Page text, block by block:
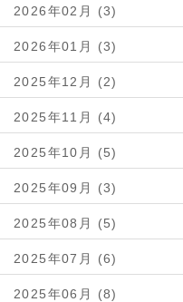
2026年02月 (3)
2026年01月 (3)
2025年12月 (2)
2025年11月 (4)
2025年10月 (5)
2025年09月 (3)
2025年08月 (5)
2025年07月 (6)
2025年06月 (8)